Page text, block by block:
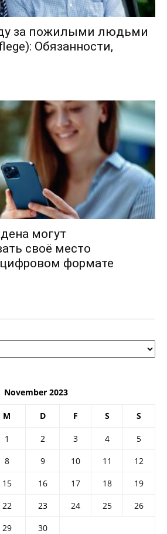
за пожилыми людьми
Обязанности,
могут
своё место
формате
November 2023
M D F S S
1 2 3 4
5
8 9 10 11
12
15 16 17 18
19
22 23 24 25
26
29
30